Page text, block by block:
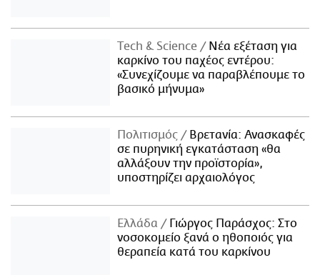
Τech & Science
Νέα εξέταση για
καρκίνο του παχέος εντέρου:
«Συνεχίζουμε να παραβλέπουμε το
βασικό μήνυμα»
Πολιτισμός
Βρετανία: Ανασκαφές
σε πυρηνική εγκατάσταση «θα
αλλάξουν την προϊστορία»,
υποστηρίζει αρχαιολόγος
Ελλάδα
Γιώργος Παράσχος: Στο
νοσοκομείο ξανά ο ηθοποιός για
θεραπεία κατά του καρκίνου